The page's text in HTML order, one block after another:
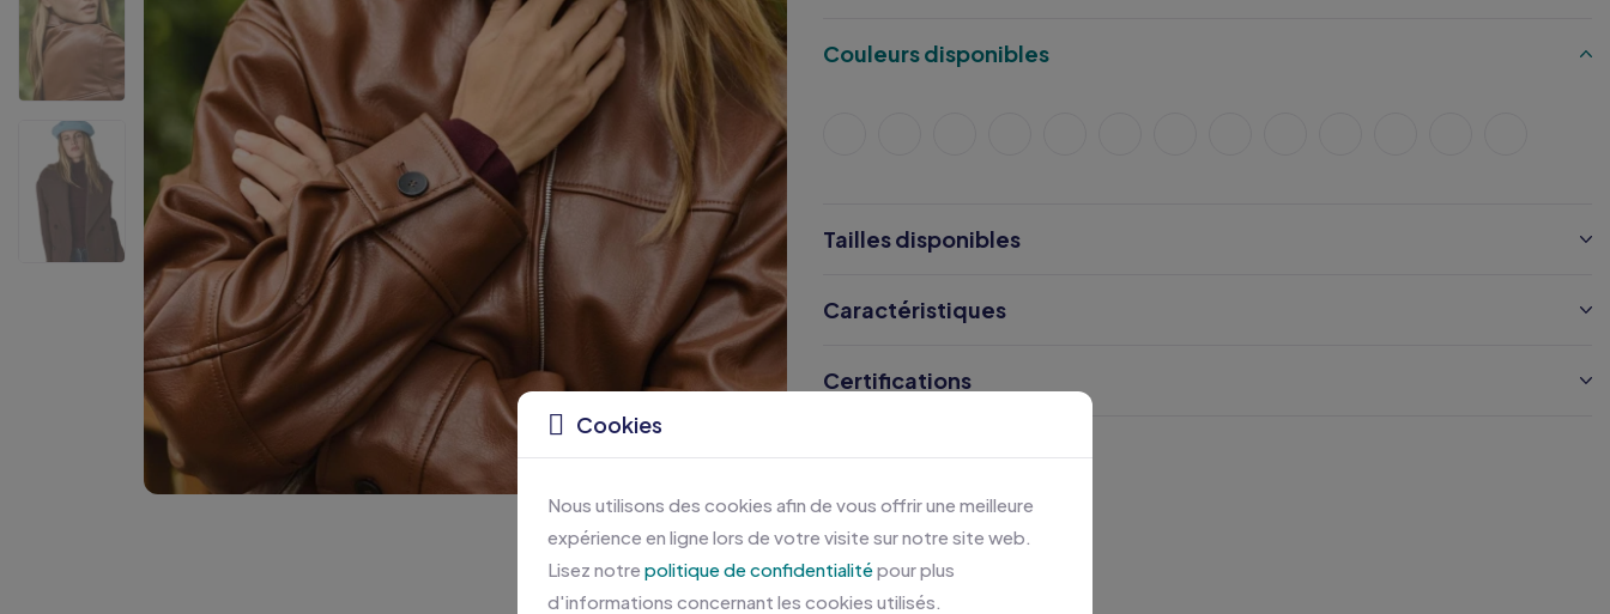
Couleurs disponibles
Tailles disponibles
Caractéristiques
Certifications
Cookies
Nous utilisons des cookies afin de vous offrir une meilleure
expérience en ligne lors de votre visite sur notre site web.
Lisez notre politique de confidentialitépour plus
d'informations concernant les cookies utilisés.